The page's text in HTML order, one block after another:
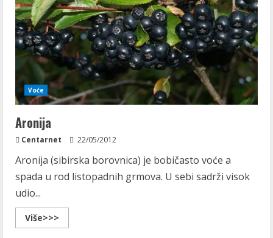
Voće
Aronija
Centarnet 22/05/2012
Aronija (sibirska borovnica) je bobičasto voće a
spada u rod listopadnih grmova. U sebi sadrži visok
udio...
Više>>>
more